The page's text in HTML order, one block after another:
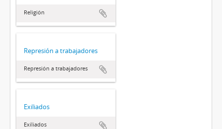
Religión
Represión a trabajadores
Represión a trabajadores
Exiliados
Exiliados